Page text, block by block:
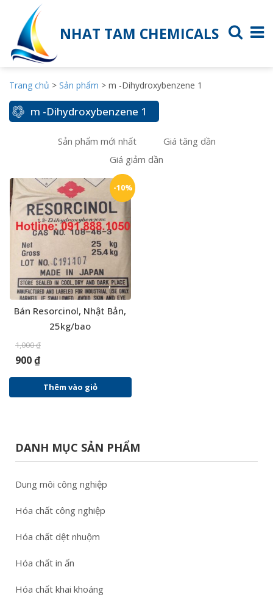
NHAT TAM CHEMICALS
Trang chủ > Sản phẩm > m -Dihydroxybenzene 1
m -Dihydroxybenzene 1
Sản phẩm mới nhất
Giá tăng dần
Giá giảm dần
-10%
Bán Resorcinol, Nhật Bản,
25kg/bao
1,000₫
900₫
Thêm vào giỏ
DANH MỤC SẢN PHẨM
Dung môi công nghiệp
Hóa chất công nghiệp
Hóa chất dệt nhuộm
Hóa chất in ấn
Hóa chất khai khoáng